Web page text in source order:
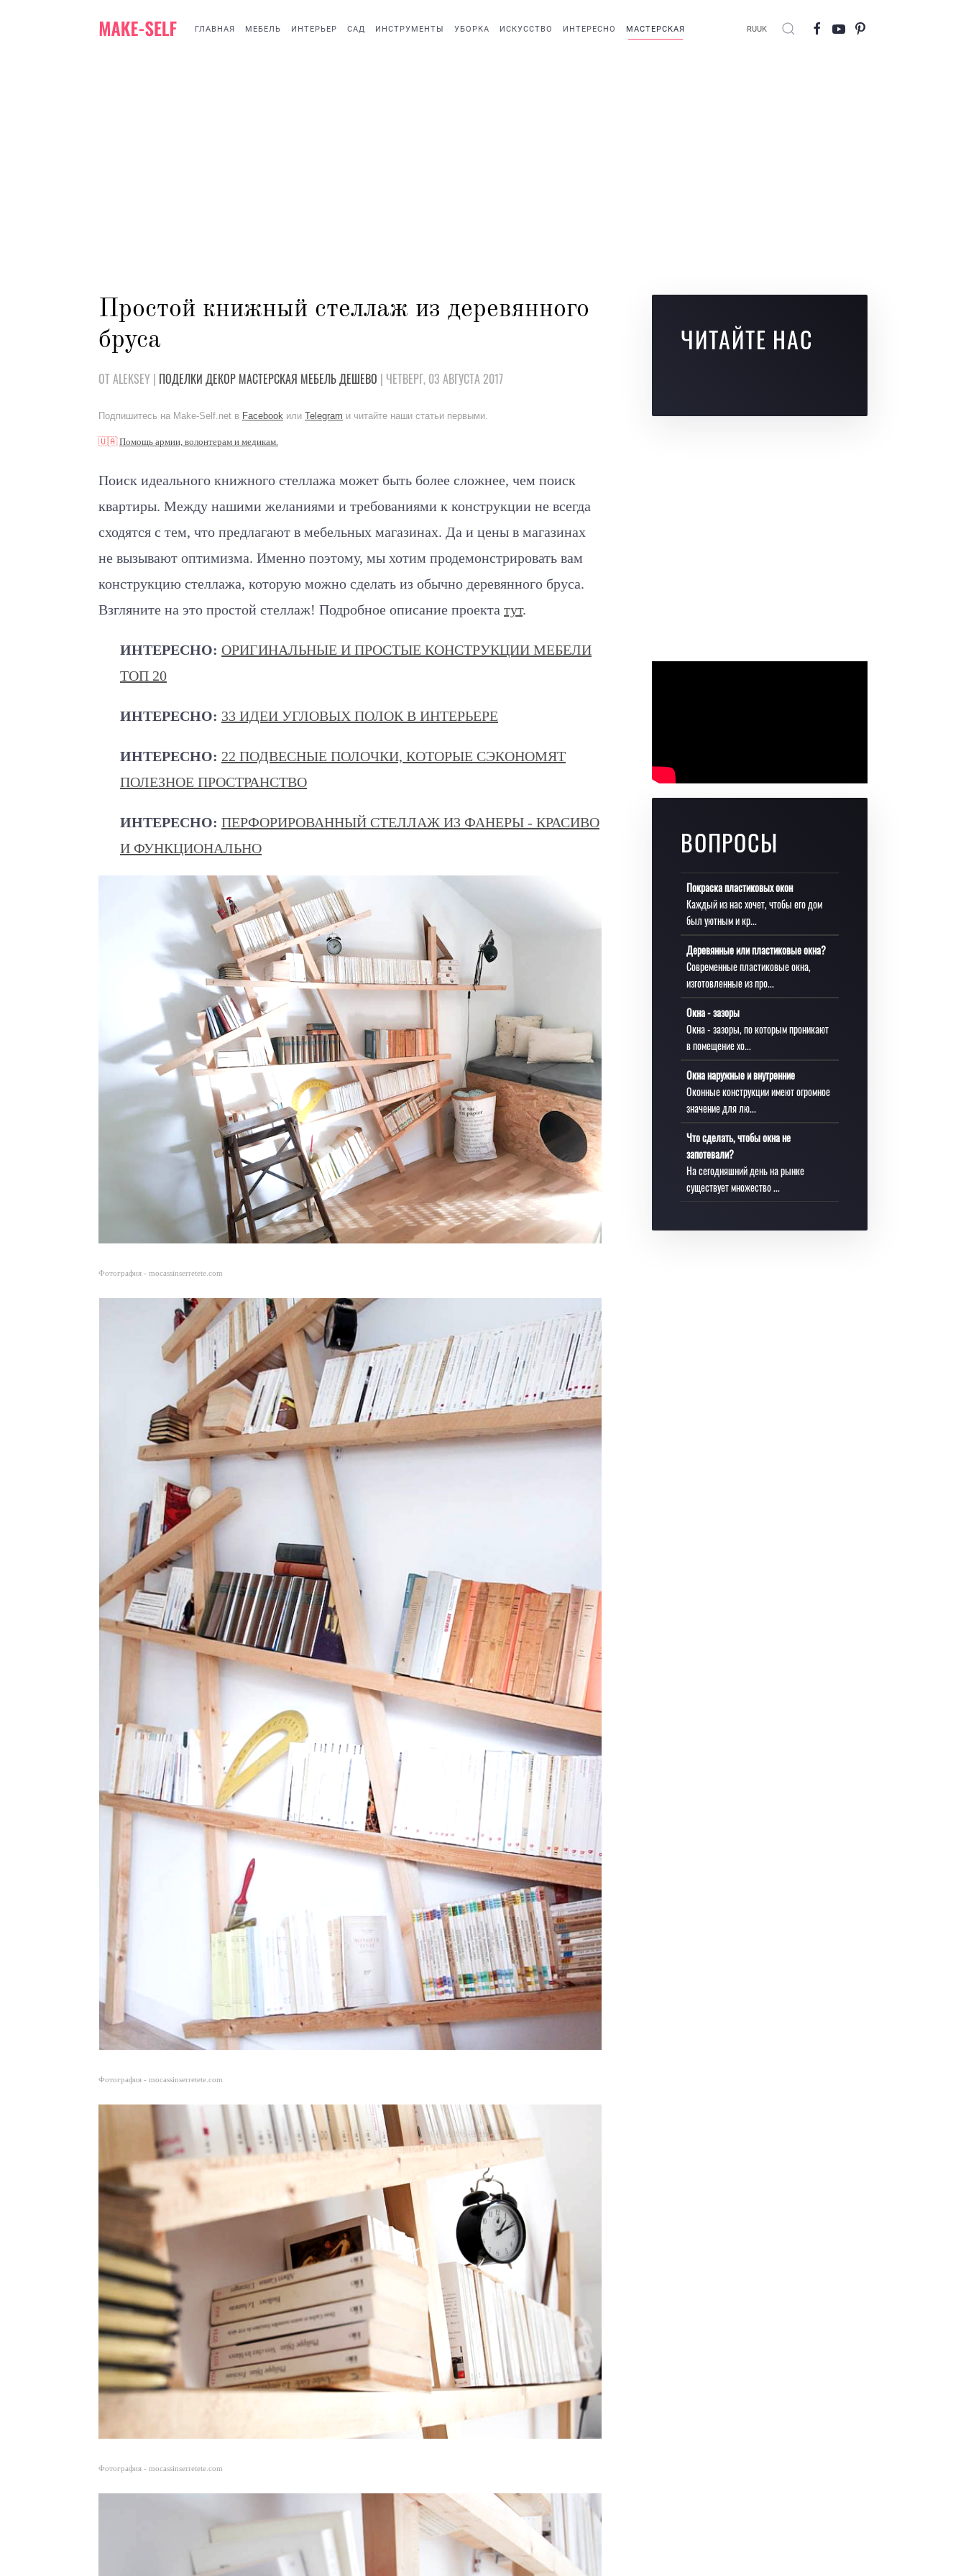
ГЛАВНАЯ МЕБЕЛЬ ИНТЕРЬЕР САД ИНСТРУМЕНТЫ УБОРКА ИСКУССТВО ИНТЕРЕСНО МАСТЕРСКАЯ RUUK
Простой книжный стеллаж из деревянного
бруса
ОТ ALEKSEY | ПОДЕЛКИ ДЕКОР МАСТЕРСКАЯ МЕБЕЛЬДЕШЕВО | ЧЕТВЕРГ, 03 АВГУСТА 2017
Подпишитесь на Make-Self.net в Facebook или Telegram и читайте наши статьи первыми.
🇺🇦Помощь армии, волонтерам и медикам.
Поиск идеального книжного стеллажа может быть более сложнее, чем поиск
квартиры. Между нашими желаниями и требованиями к конструкции не всегда
сходятся с тем, что предлагают в мебельных магазинах. Да и цены в магазинах
не вызывают оптимизма. Именно поэтому, мы хотим продемонстрировать вам
конструкцию стеллажа, которую можно сделать из обычно деревянного бруса.
Взгляните на это простой стеллаж! Подробное описание проекта тут.
ИНТЕРЕСНО: ОРИГИНАЛЬНЫЕ И ПРОСТЫЕ КОНСТРУКЦИИ МЕБЕЛИ
ТОП 20
ИНТЕРЕСНО: 33 ИДЕИ УГЛОВЫХ ПОЛОК В ИНТЕРЬЕРЕ
ИНТЕРЕСНО: 22 ПОДВЕСНЫЕ ПОЛОЧКИ, КОТОРЫЕ СЭКОНОМЯТ
ПОЛЕЗНОЕ ПРОСТРАНСТВО
ИНТЕРЕСНО: ПЕРФОРИРОВАННЫЙ СТЕЛЛАЖ ИЗ ФАНЕРЫ - КРАСИВО
И ФУНКЦИОНАЛЬНО
Фотография - mocassinserretete.com
Фотография - mocassinserretete.com
Фотография - mocassinserretete.com
ЧИТАЙТЕ НАС
ВОПРОСЫ
Покраска пластиковых окон
Каждый из нас хочет, чтобы его дом
был уютным и кр...
Деревянные или пластиковые окна?
Современные пластиковые окна,
изготовленные из про...
Окна - зазоры
Окна - зазоры, по которым проникают
в помещение хо...
Окна наружные и внутренние
Оконные конструкции имеют огромное
значение для лю...
Что сделать, чтобы окна не
запотевали?
На сегодняшний день на рынке
существует множество ...